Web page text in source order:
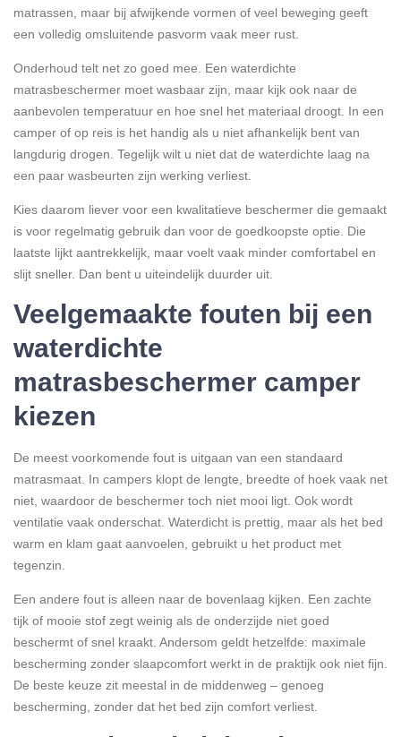
matrassen, maar bij afwijkende vormen of veel beweging geeft
een volledig omsluitende pasvorm vaak meer rust.
Onderhoud telt net zo goed mee. Een waterdichte
matrasbeschermer moet wasbaar zijn, maar kijk ook naar de
aanbevolen temperatuur en hoe snel het materiaal droogt. In een
camper of op reis is het handig als u niet afhankelijk bent van
langdurig drogen. Tegelijk wilt u niet dat de waterdichte laag na
een paar wasbeurten zijn werking verliest.
Kies daarom liever voor een kwalitatieve beschermer die gemaakt
is voor regelmatig gebruik dan voor de goedkoopste optie. Die
laatste lijkt aantrekkelijk, maar voelt vaak minder comfortabel en
slijt sneller. Dan bent u uiteindelijk duurder uit.
Veelgemaakte fouten bij een
waterdichte
matrasbeschermer camper
kiezen
De meest voorkomende fout is uitgaan van een standaard
matrasmaat. In campers klopt de lengte, breedte of hoek vaak net
niet, waardoor de beschermer toch niet mooi ligt. Ook wordt
ventilatie vaak onderschat. Waterdicht is prettig, maar als het bed
warm en klam gaat aanvoelen, gebruikt u het product met
tegenzin.
Een andere fout is alleen naar de bovenlaag kijken. Een zachte
tijk of mooie stof zegt weinig als de onderzijde niet goed
beschermt of snel kraakt. Andersom geldt hetzelfde: maximale
bescherming zonder slaapcomfort werkt in de praktijk ook niet fijn.
De beste keuze zit meestal in de middenweg – genoeg
bescherming, zonder dat het bed zijn comfort verliest.